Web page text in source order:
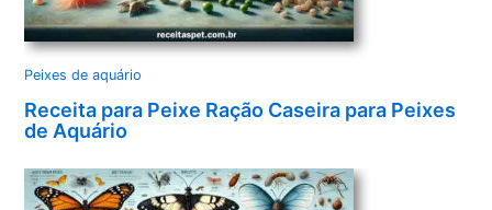
Peixes de aquário
Receita para Peixe Ração Caseira para Peixes
de Aquário